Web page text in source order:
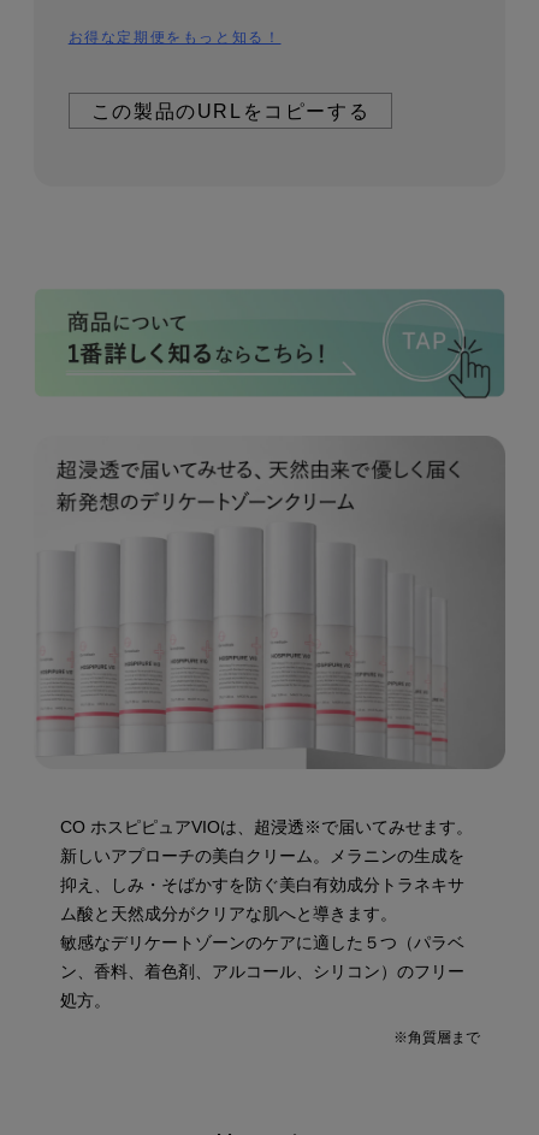
お得な定期便をもっと知る！
この製品のURLをコピーする
CO ホスピピュアVIOは、超浸透※で届いてみせます。
新しいアプローチの美白クリーム。メラニンの生成を
抑え、しみ・そばかすを防ぐ美白有効成分トラネキサ
ム酸と天然成分がクリアな肌へと導きます。
敏感なデリケートゾーンのケアに適した５つ（パラベ
ン、香料、着色剤、アルコール、シリコン）のフリー
処方。
※角質層まで